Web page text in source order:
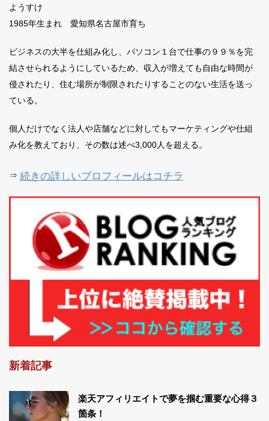
ようすけ
1985年生まれ 愛知県名古屋市育ち
ビジネスの大半を仕組み化し、パソコン１台で仕事の９９％を完
結させられるようにしているため、収入が増えても自由な時間が
侵されたり、住む場所が制限されたりすることのない生活を送っ
ている。
個人だけでなく法人や店舗などに対してもマーケティングや仕組
み化を教えており、その数は述べ3,000人を超える。
⇒ 続きの詳しいプロフィールはコチラ
新着記事
楽天アフィリエイトで夢を掴む重要な心得３
箇条！